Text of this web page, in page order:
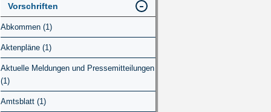
Vorschriften
Abkommen (1)
Aktenpläne (1)
Aktuelle Meldungen und Pressemitteilungen
(1)
Amtsblatt (1)